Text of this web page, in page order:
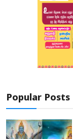
Popular Posts